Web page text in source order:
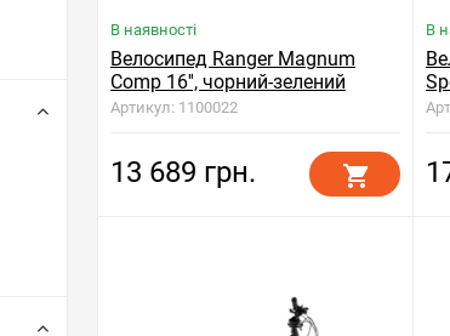
В наявності
Велосипед Ranger Magnum
Comp 16'', чорний-зелений
Артикул: 1100022
13 689 грн.
В